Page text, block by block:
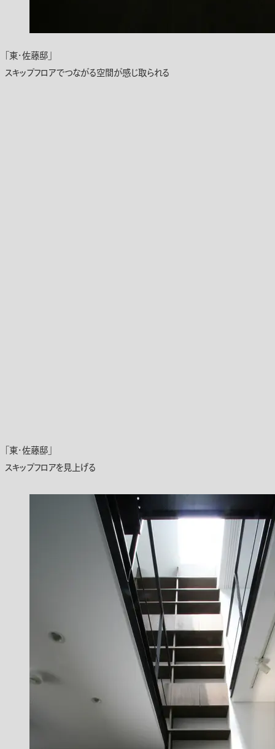
「東・佐藤邸」
スキップフロアでつながる空間が感じ取られる
「東・佐藤邸」
スキップフロアを見上げる